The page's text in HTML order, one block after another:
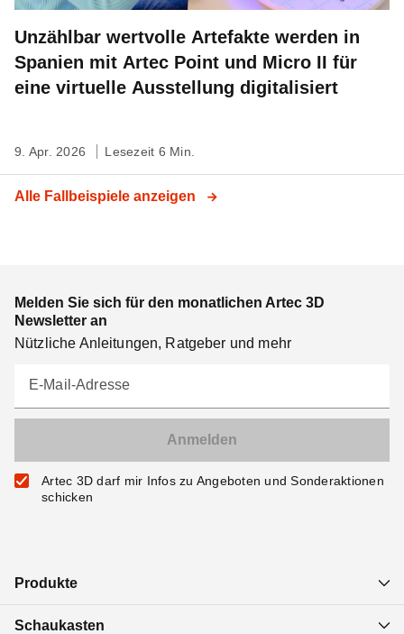
Unzählbar wertvolle Artefakte werden in
Spanien mit Artec Point und Micro II für
eine virtuelle Ausstellung digitalisiert
9. Apr. 2026 Lesezeit 6 Min.
Alle Fallbeispiele anzeigen
Melden Sie sich für den monatlichen Artec 3D
Newsletter an
Nützliche Anleitungen, Ratgeber und mehr
E-Mail-Adresse
Artec 3D darf mir Infos zu Angeboten und Sonderaktionen
schicken
Produkte
Schaukasten